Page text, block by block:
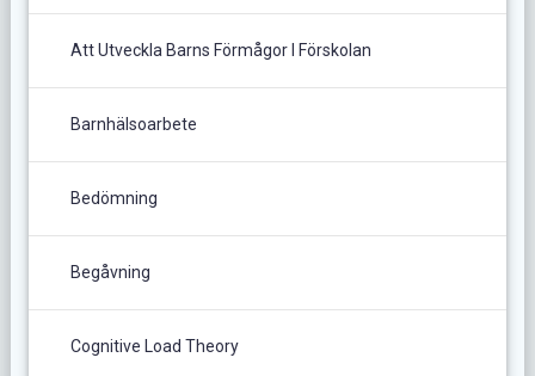
Att Utveckla Barns Förmågor I Förskolan
Barnhälsoarbete
Bedömning
Begåvning
Cognitive Load Theory